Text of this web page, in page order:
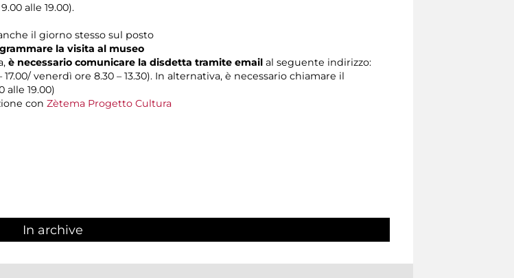
alle 19.00).
il giorno stesso sul posto
la visita al museo
è necessario comunicare la disdetta tramite email al seguente indirizzo:
venerdì ore 8.30 – 13.30). In alternativa, è necessario chiamare il
19.00)
con Zètema Progetto Cultura
In archive